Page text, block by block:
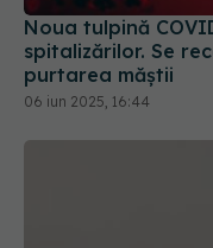
06 iun 2025, 16:44